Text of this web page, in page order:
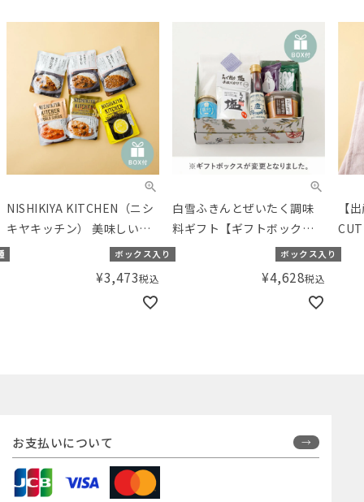
NISHIKIYA KITCHEN（ニシ
キヤキッチン） 美味しいカ
レー6種食べくらべギフト
【ギフトボックス入り】／
Amingオリジナルセット
ボックス入り
¥3,473税込
白雪ふきんとぜいたく調味
料ギフト【ギフトボックス
入り】／Amingオリジナル
ボックス入り
¥4,628税込
【
ル
お支払いについて